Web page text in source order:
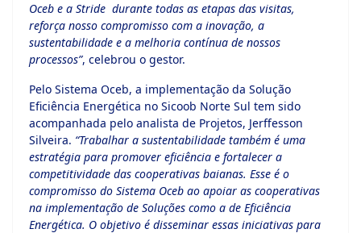
Oceb e a Stride durante todas as etapas das visitas,
reforça nosso compromisso com a inovação, a
sustentabilidade e a melhoria contínua de nossos
processos”, celebrou o gestor.
Pelo Sistema Oceb, a implementação da Solução
Eficiência Energética no Sicoob Norte Sul tem sido
acompanhada pelo analista de Projetos, Jerffesson
Silveira. “Trabalhar a sustentabilidade também é uma
estratégia para promover eficiência e fortalecer a
competitividade das cooperativas baianas. Esse é o
compromisso do Sistema Oceb ao apoiar as cooperativas
na implementação de Soluções como a de Eficiência
Energética. O objetivo é disseminar essas iniciativas para